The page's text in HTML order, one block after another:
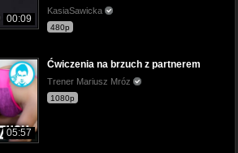
00:09
KasiaSawicka
480p
05:57
Ćwiczenia na brzuch z partnerem
Trener Mariusz Mróz
1080p